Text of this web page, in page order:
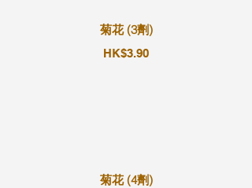
菊花 (3劑)
HK$3.90
菊花 (4劑)